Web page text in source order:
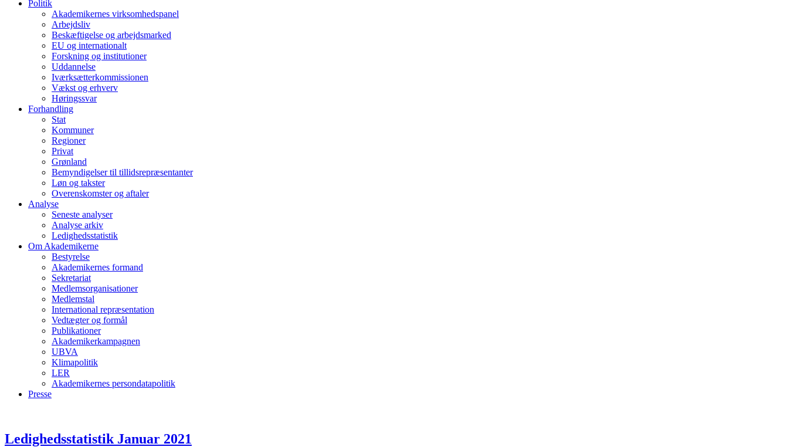
Politik
Akademikernes virksomhedspanel
Arbejdsliv
Beskæftigelse og arbejdsmarked
EU og internationalt
Forskning og institutioner
Uddannelse
Iværksætterkommissionen
Vækst og erhverv
Høringssvar
Forhandling
Stat
Kommuner
Regioner
Privat
Grønland
Bemyndigelser til tillidsrepræsentanter
Løn og takster
Overenskomster og aftaler
Analyse
Seneste analyser
Analyse arkiv
Ledighedsstatistik
Om Akademikerne
Bestyrelse
Akademikernes formand
Sekretariat
Medlemsorganisationer
Medlemstal
International repræsentation
Vedtægter og formål
Publikationer
Akademikerkampagnen
UBVA
Klimapolitik
LER
Akademikernes persondatapolitik
Presse
Ledighedsstatistik Januar 2021